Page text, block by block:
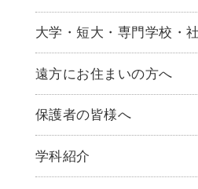
大学・短大・専門学校・
遠方にお住まいの方へ
保護者の皆様へ
学科紹介
ゲームクリエイター学科